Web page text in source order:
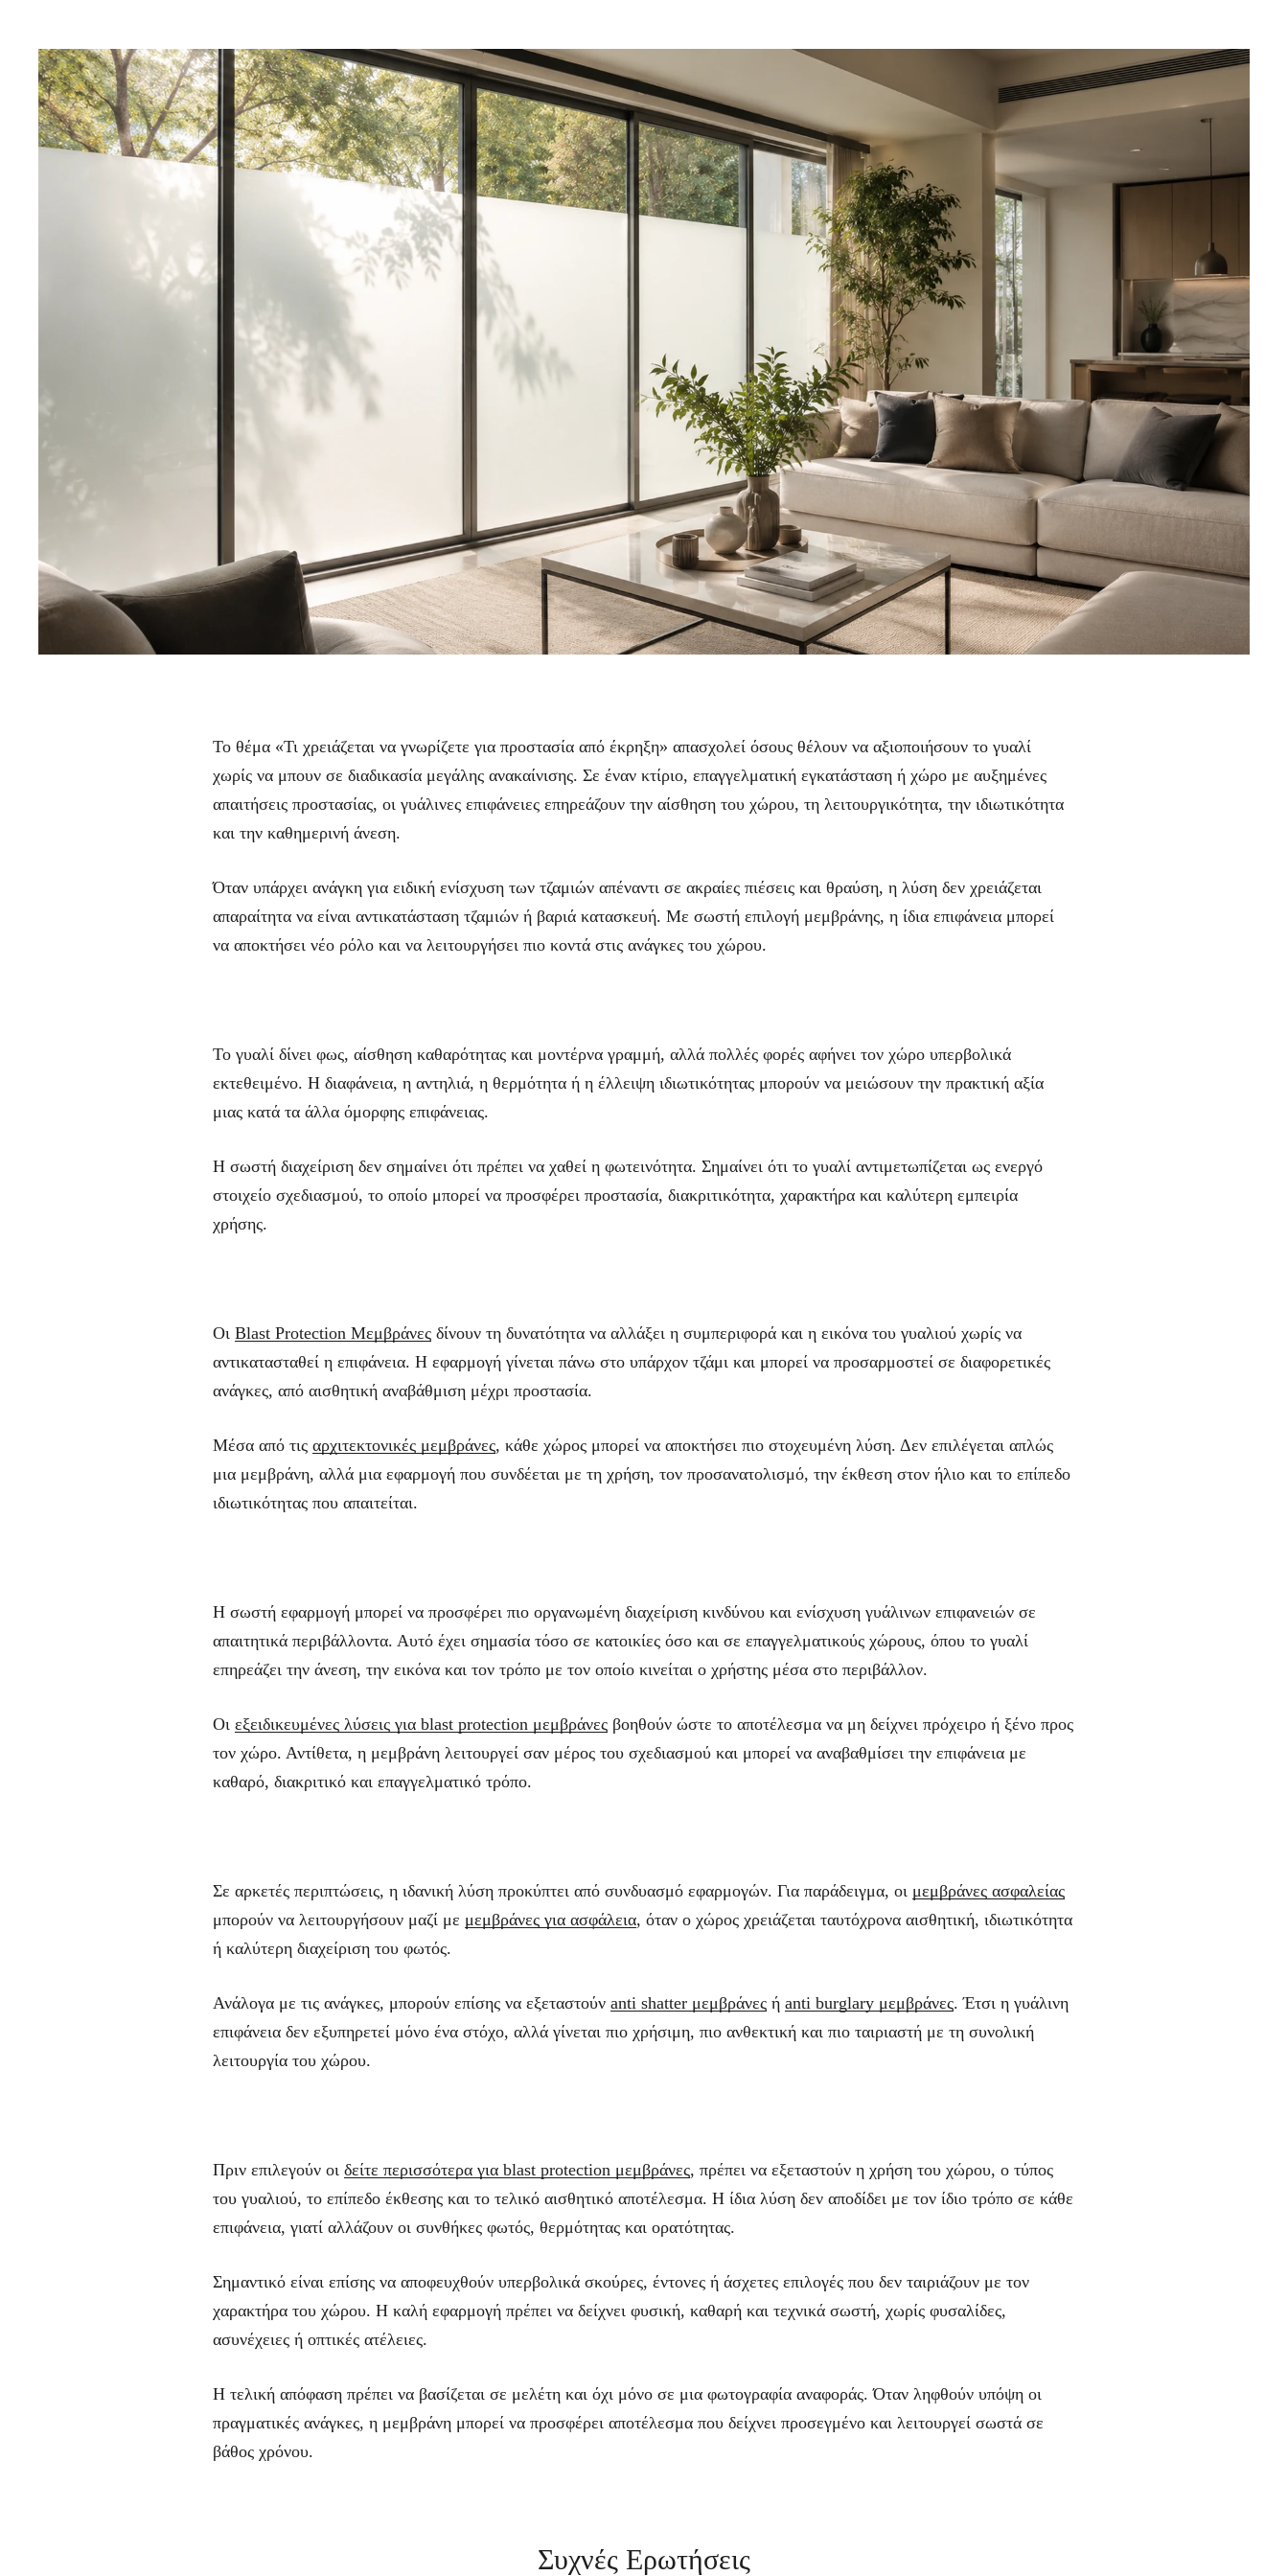
Το θέμα «Τι χρειάζεται να γνωρίζετε για προστασία από έκρηξη» απασχολεί όσους θέλουν να αξιοποιήσουν το γυαλί
χωρίς να μπουν σε διαδικασία μεγάλης ανακαίνισης. Σε έναν κτίριο, επαγγελματική εγκατάσταση ή χώρο με αυξημένες
απαιτήσεις προστασίας, οι γυάλινες επιφάνειες επηρεάζουν την αίσθηση του χώρου, τη λειτουργικότητα, την ιδιωτικότητα
και την καθημερινή άνεση.
Όταν υπάρχει ανάγκη για ειδική ενίσχυση των τζαμιών απέναντι σε ακραίες πιέσεις και θραύση, η λύση δεν χρειάζεται
απαραίτητα να είναι αντικατάσταση τζαμιών ή βαριά κατασκευή. Με σωστή επιλογή μεμβράνης, η ίδια επιφάνεια μπορεί
να αποκτήσει νέο ρόλο και να λειτουργήσει πιο κοντά στις ανάγκες του χώρου.
Το γυαλί δίνει φως, αίσθηση καθαρότητας και μοντέρνα γραμμή, αλλά πολλές φορές αφήνει τον χώρο υπερβολικά
εκτεθειμένο. Η διαφάνεια, η αντηλιά, η θερμότητα ή η έλλειψη ιδιωτικότητας μπορούν να μειώσουν την πρακτική αξία
μιας κατά τα άλλα όμορφης επιφάνειας.
Η σωστή διαχείριση δεν σημαίνει ότι πρέπει να χαθεί η φωτεινότητα. Σημαίνει ότι το γυαλί αντιμετωπίζεται ως ενεργό
στοιχείο σχεδιασμού, το οποίο μπορεί να προσφέρει προστασία, διακριτικότητα, χαρακτήρα και καλύτερη εμπειρία
χρήσης.
ΟιBlast Protection Μεμβράνες δίνουν τη δυνατότητα να αλλάξει η συμπεριφορά και η εικόνα του γυαλιού χωρίς να
αντικατασταθεί η επιφάνεια. Η εφαρμογή γίνεται πάνω στο υπάρχον τζάμι και μπορεί να προσαρμοστεί σε διαφορετικές
ανάγκες, από αισθητική αναβάθμιση μέχρι προστασία.
Μέσα από τιςαρχιτεκτονικές μεμβράνες, κάθε χώρος μπορεί να αποκτήσει πιο στοχευμένη λύση. Δεν επιλέγεται απλώς
μια μεμβράνη, αλλά μια εφαρμογή που συνδέεται με τη χρήση, τον προσανατολισμό, την έκθεση στον ήλιο και το επίπεδο
ιδιωτικότητας που απαιτείται.
Η σωστή εφαρμογή μπορεί να προσφέρει πιο οργανωμένη διαχείριση κινδύνου και ενίσχυση γυάλινων επιφανειών σε
απαιτητικά περιβάλλοντα. Αυτό έχει σημασία τόσο σε κατοικίες όσο και σε επαγγελματικούς χώρους, όπου το γυαλί
επηρεάζει την άνεση, την εικόνα και τον τρόπο με τον οποίο κινείται ο χρήστης μέσα στο περιβάλλον.
Οιεξειδικευμένες λύσεις για blast protection μεμβράνες βοηθούν ώστε το αποτέλεσμα να μη δείχνει πρόχειρο ή ξένο προς
τον χώρο. Αντίθετα, η μεμβράνη λειτουργεί σαν μέρος του σχεδιασμού και μπορεί να αναβαθμίσει την επιφάνεια με
καθαρό, διακριτικό και επαγγελματικό τρόπο.
Σε αρκετές περιπτώσεις, η ιδανική λύση προκύπτει από συνδυασμό εφαρμογών. Για παράδειγμα, οι μεμβράνες ασφαλείας
μπορούν να λειτουργήσουν μαζί με μεμβράνες για ασφάλεια, όταν ο χώρος χρειάζεται ταυτόχρονα αισθητική, ιδιωτικότητα
ή καλύτερη διαχείριση του φωτός.
Ανάλογα με τις ανάγκες, μπορούν επίσης να εξεταστούνanti shatter μεμβράνες ήanti burglary μεμβράνες. Έτσι η γυάλινη
επιφάνεια δεν εξυπηρετεί μόνο ένα στόχο, αλλά γίνεται πιο χρήσιμη, πιο ανθεκτική και πιο ταιριαστή με τη συνολική
λειτουργία του χώρου.
Πριν επιλεγούν οιδείτε περισσότερα για blast protection μεμβράνες, πρέπει να εξεταστούν η χρήση του χώρου, ο τύπος
του γυαλιού, το επίπεδο έκθεσης και το τελικό αισθητικό αποτέλεσμα. Η ίδια λύση δεν αποδίδει με τον ίδιο τρόπο σε κάθε
επιφάνεια, γιατί αλλάζουν οι συνθήκες φωτός, θερμότητας και ορατότητας.
Σημαντικό είναι επίσης να αποφευχθούν υπερβολικά σκούρες, έντονες ή άσχετες επιλογές που δεν ταιριάζουν με τον
χαρακτήρα του χώρου. Η καλή εφαρμογή πρέπει να δείχνει φυσική, καθαρή και τεχνικά σωστή, χωρίς φυσαλίδες,
ασυνέχειες ή οπτικές ατέλειες.
Η τελική απόφαση πρέπει να βασίζεται σε μελέτη και όχι μόνο σε μια φωτογραφία αναφοράς. Όταν ληφθούν υπόψη οι
πραγματικές ανάγκες, η μεμβράνη μπορεί να προσφέρει αποτέλεσμα που δείχνει προσεγμένο και λειτουργεί σωστά σε
βάθος χρόνου.
Συχνές Ερωτήσεις